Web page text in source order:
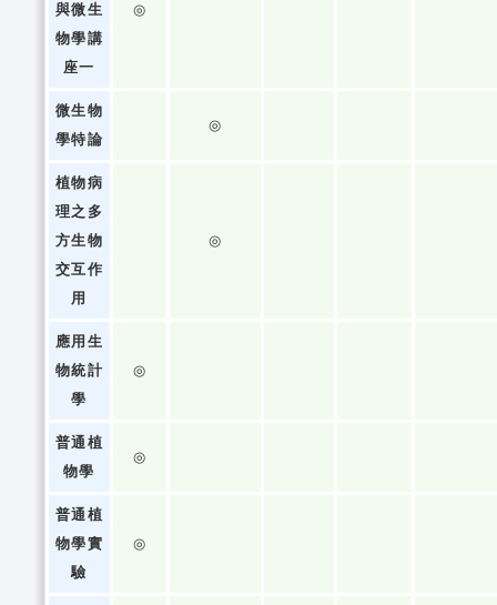
與微生
物學講
座一
◎
微生物
學特論
◎
植物病
理之多
方生物
交互作
用
◎
應用生
物統計
學
◎
普通植
物學
◎
普通植
物學實
驗
◎